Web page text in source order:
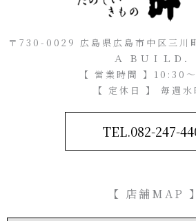
〒730-0029 広島県広島市中区三川
Ａ ＢＵＩＬＤ．
【 営業時間 】10:30
【 定休日 】 毎週水
TEL.082-247-
【 店舗MAP 】